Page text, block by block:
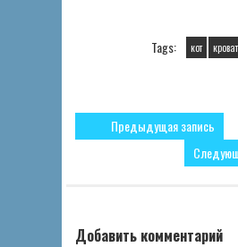
Tags: кот
Предыдущая запись
Добавить комментарий